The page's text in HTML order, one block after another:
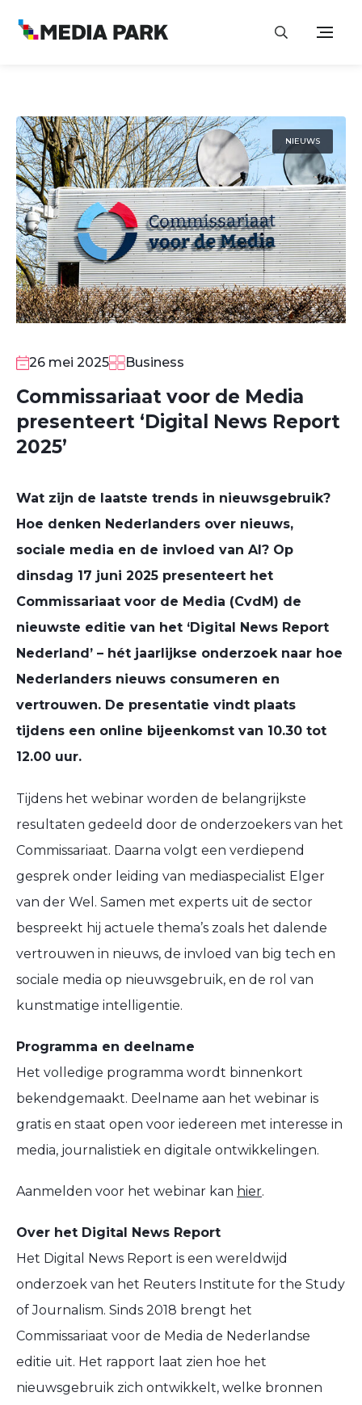
NIEUWS
26 mei 2025 Business
Commissariaat voor de Media
presenteert ‘Digital News Report
2025’
Wat zijn de laatste trends in nieuwsgebruik?
Hoe denken Nederlanders over nieuws,
sociale media en de invloed van AI? Op
dinsdag 17 juni 2025 presenteert het
Commissariaat voor de Media (CvdM) de
nieuwste editie van het ‘Digital News Report
Nederland’ – hét jaarlijkse onderzoek naar hoe
Nederlanders nieuws consumeren en
vertrouwen. De presentatie vindt plaats
tijdens een online bijeenkomst van 10.30 tot
12.00 uur.
Tijdens het webinar worden de belangrijkste
resultaten gedeeld door de onderzoekers van het
Commissariaat. Daarna volgt een verdiepend
gesprek onder leiding van mediaspecialist Elger
van der Wel. Samen met experts uit de sector
bespreekt hij actuele thema’s zoals het dalende
vertrouwen in nieuws, de invloed van big tech en
sociale media op nieuwsgebruik, en de rol van
kunstmatige intelligentie.
Programma en deelname
Het volledige programma wordt binnenkort
bekendgemaakt. Deelname aan het webinar is
gratis en staat open voor iedereen met interesse in
media, journalistiek en digitale ontwikkelingen.
Aanmelden voor het webinar kan hier.
Over het Digital News Report
Het Digital News Report is een wereldwijd
onderzoek van het Reuters Institute for the Study
of Journalism. Sinds 2018 brengt het
Commissariaat voor de Media de Nederlandse
editie uit. Het rapport laat zien hoe het
nieuwsgebruik zich ontwikkelt, welke bronnen